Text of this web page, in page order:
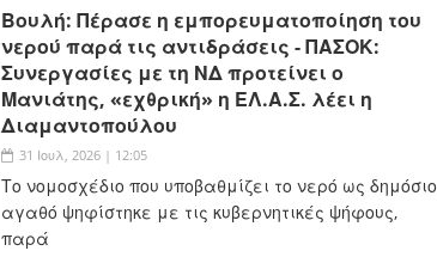
Βουλή: Πέρασε η εμπορευματοποίηση του
νερού παρά τις αντιδράσεις - ΠΑΣΟΚ:
Συνεργασίες με τη ΝΔ προτείνει ο
Μανιάτης, «εχθρική» η ΕΛ.Α.Σ. λέει η
Διαμαντοπούλου
31 Ιουλ, 2026 | 12:05
Το νομοσχέδιο που υποβαθμίζει το νερό ως δημόσιο
αγαθό ψηφίστηκε με τις κυβερνητικές ψήφους,
παρά